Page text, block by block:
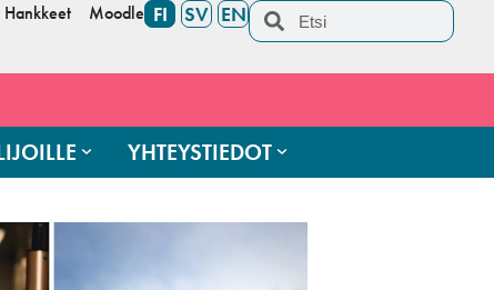
Hankkeet Moodle FI SV EN
YHTEYSTIEDOT